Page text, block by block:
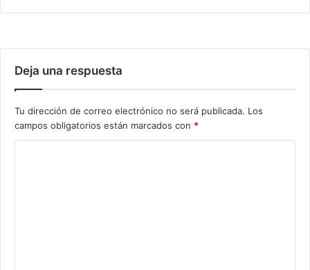
Deja una respuesta
Tu dirección de correo electrónico no será publicada. Los
campos obligatorios están marcados con *